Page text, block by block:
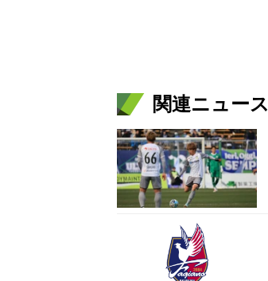
関連ニュース